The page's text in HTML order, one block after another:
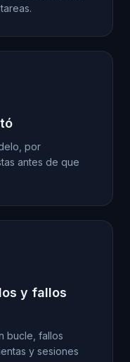
por
antes de que
y fallos
bucle, fallos
y sesiones